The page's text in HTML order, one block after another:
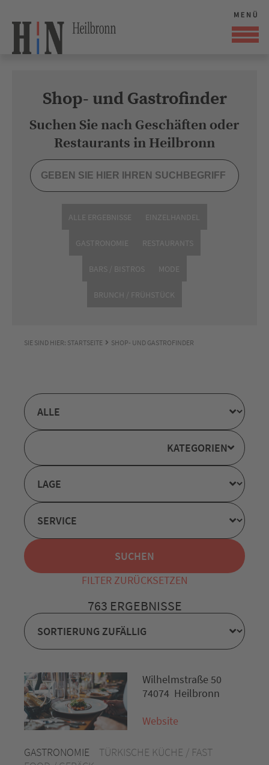
Shop- und Gastrofinder
Suchen Sie nach Geschäften oder
Restaurants in Heilbronn
ALLE ERGEBNISSE EINZELHANDEL
GASTRONOMIE RESTAURANTS
BARS / BISTROS MODE
BRUNCH / FRÜHSTÜCK
SIE SIND HIER: STARTSEITE SHOP- UND GASTROFINDER
KATEGORIEN
FILTER ZURÜCKSETZEN
763 ERGEBNISSE
GASTRONOMIE
TÜRKISCHE KÜCHE / FAST
Wilhelmstraße 50
74074 Heilbronn
Website